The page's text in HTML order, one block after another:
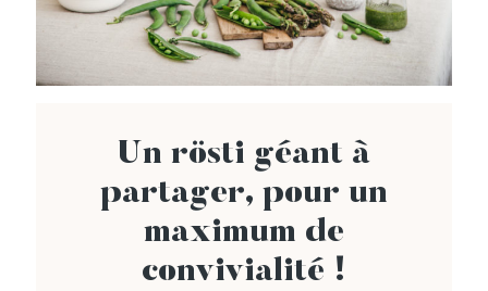
Un rösti géant à
partager, pour un
maximum de
convivialité !